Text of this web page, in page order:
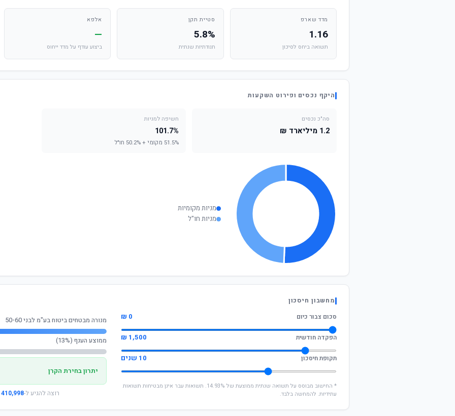
מדד שארפ
1.16
תשואה ביחס לסיכון
סטיית תקן
5.8%
תנודתיות שנתית
אלפא
—
ביצוע עודף על מדד ייחוס
היקף נכסים ופירוט השקעות
סה"כ נכסים
1.2 מיליארד ₪
חשיפה למניות
101.7%
51.5% מקומי + 50.2% חו"ל
מניות מקומיות
מניות חו"ל
מחשבון חיסכון
סכום צבור כיום
0 ₪
הפקדה חודשית 1,500 ₪
תקופת חיסכון 10 שנים
* החישוב מבוסס על תשואה שנתית ממוצעת של 14.93%. תשואות עבר אינן מבטיחות תשואות
עתידיות. להמחשה בלבד.
מנורה מבטחים ביטוח בע"מ לבני 50-60
ממוצע הענף (13%)
יתרון בחירת הקרן
רוצה להגיע ל-410,998 ₪